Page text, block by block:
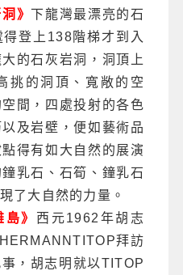
》下龍灣最漂亮的石
登上138階梯才到入
的石灰岩洞，洞頂上
挑的洞頂、寬敞的空
間，四處投射的各色
及岩壁，便如藝術品
得有如大自然的展演
乳石、石筍、鐘乳石
了大自然的力量。
》 西元1962年胡志
拜訪
，胡志明就以TITOP